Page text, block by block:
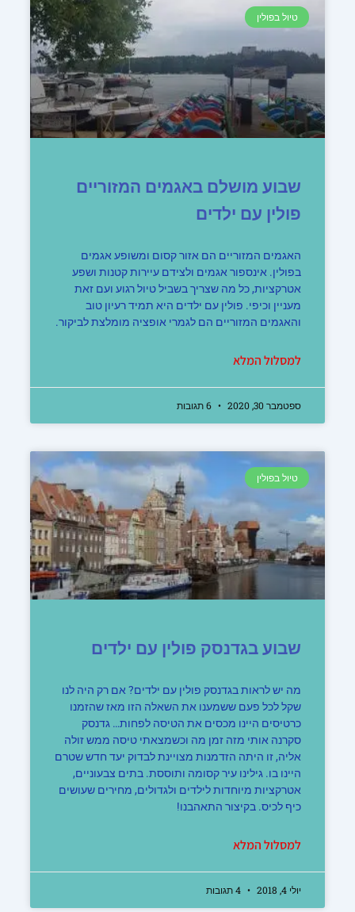
טיול בפולין
שבוע מושלם באגמים המזוריים
פולין עם ילדים
האגמים המזוריים הם אזור קסום ומשופע אגמים
בפולין. אינספור אגמים ולצידם עיירות קטנות ושפע
אטרקציות, כל מה שצריך בשביל טיול רגוע ועם זאת
מעניין וכיפי. פולין עם ילדים היא תמיד רעיון טוב
והאגמים המזוריים הם לגמרי אופציה מומלצת לביקור.
למסלול המלא
ספטמבר 30, 2020
טיול בפולין
שבוע בגדנסק פולין עם ילדים
מה יש לראות בגדנסק פולין עם ילדים? אם רק היה לנו
שקל לכל פעם ששמענו את השאלה הזו מאז שהזמנו
כרטיסים היינו מכסים את הטיסה לפחות… גדנסק
סקרנה אותי מזה זמן מה וכשמצאתי טיסה ממש זולה
אליה, זו היתה הזדמנות מצויינת לבדוק יעד חדש שטרם
היינו בו. גילינו עיר קסומה ותוססת. בתים צבעוניים,
אטרקציות מיוחדות לילדים ולגדולים, מחירים שעושים
כיף לכיס. בקיצור התאהבנו!
למסלול המלא
יולי 4, 2018